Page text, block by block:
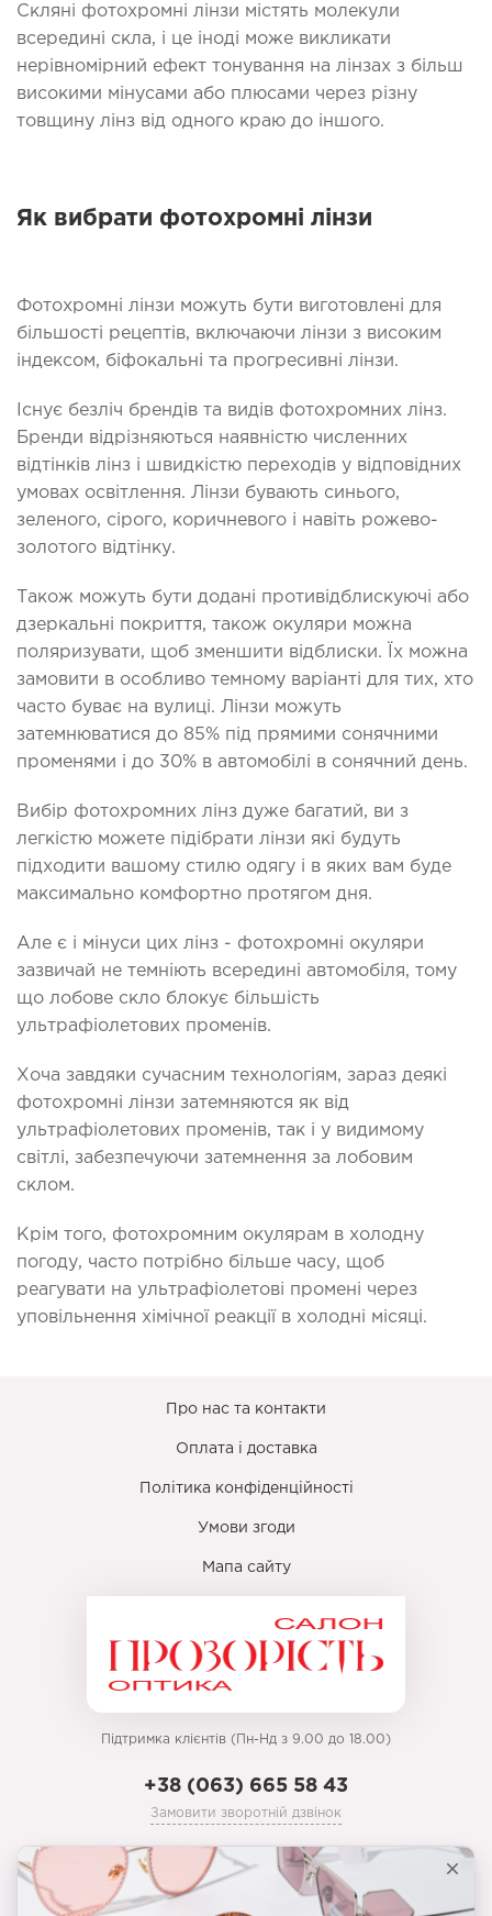
Скляні фотохромні лінзи містять молекули
всередині скла, і це іноді може викликати
нерівномірний ефект тонування на лінзах з більш
високими мінусами або плюсами через різну
товщину лінз від одного краю до іншого.
Як вибрати фотохромні лінзи
Фотохромні лінзи можуть бути виготовлені для
більшості рецептів, включаючи лінзи з високим
індексом, біфокальні та прогресивні лінзи.
Існує безліч брендів та видів фотохромних лінз.
Бренди відрізняються наявністю численних
відтінків лінз і швидкістю переходів у відповідних
умовах освітлення. Лінзи бувають синього,
зеленого, сірого, коричневого і навіть рожево-
золотого відтінку.
Також можуть бути додані противідблискуючі або
дзеркальні покриття, також окуляри можна
поляризувати, щоб зменшити відблиски. Їх можна
замовити в особливо темному варіанті для тих, хто
часто буває на вулиці. Лінзи можуть
затемнюватися до 85% під прямими сонячними
променями і до 30% в автомобілі в сонячний день.
Вибір фотохромних лінз дуже багатий, ви з
легкістю можете підібрати лінзи які будуть
підходити вашому стилю одягу і в яких вам буде
максимально комфортно протягом дня.
Але є і мінуси цих лінз - фотохромні окуляри
зазвичай не темніють всередині автомобіля, тому
що лобове скло блокує більшість
ультрафіолетових променів.
Хоча завдяки сучасним технологіям, зараз деякі
фотохромні лінзи затемняются як від
ультрафіолетових променів, так і у видимому
світлі, забезпечуючи затемнення за лобовим
склом.
Крім того, фотохромним окулярам в холодну
погоду, часто потрібно більше часу, щоб
реагувати на ультрафіолетові промені через
уповільнення хімічної реакції в холодні місяці.
Про нас та контакти
Оплата і доставка
Політика конфіденційності
Умови згоди
Мапа сайту
Підтримка клієнтів (Пн-Нд з 9.00 до 18.00)
+38 (063) 665 58 43
Замовити зворотній дзвінок
prozoristoptyka@gmail.com